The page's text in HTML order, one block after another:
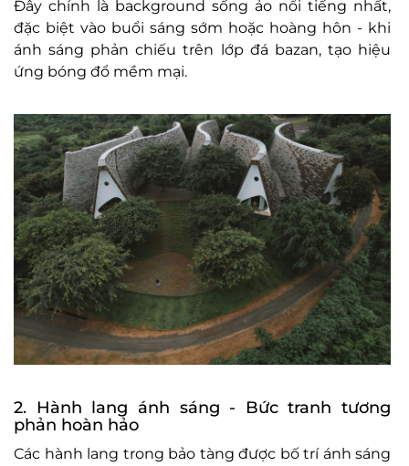
Đây chính là background sống ảo nổi tiếng nhất,
đặc biệt vào buổi sáng sớm hoặc hoàng hôn - khi
ánh sáng phản chiếu trên lớp đá bazan, tạo hiệu
ứng bóng đổ mềm mại.
2. Hành lang ánh sáng - Bức tranh tương
phản hoàn hảo
Các hành lang trong bảo tàng được bố trí ánh sáng